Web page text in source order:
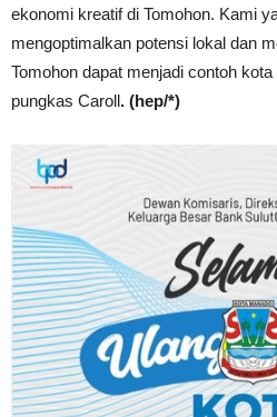
ekonomi kreatif di Tomohon. Kami
mengoptimalkan potensi lokal dan
Tomohon dapat menjadi contoh
pungkas Caroll. (hep/*)